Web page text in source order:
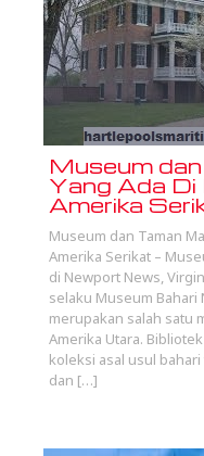
Museum
Yang Ada
Amerika
Museum dan Taman
Amerika Serikat –
di Newport News,
selaku Museum Bahari
merupakan salah satu
Amerika Utara.
koleksi asal usul
dan […]